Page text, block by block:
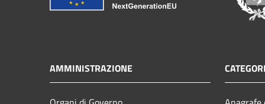
AMMINISTRAZIONE